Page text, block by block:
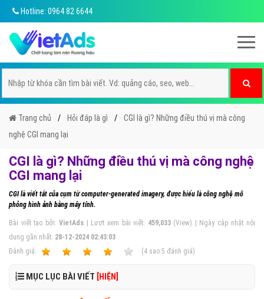
Hotline: 0964 82 6644
Trang chủ Hỏi đáp là gì
CGI là gì? Những điều thú vị mà công
nghệ CGI mang lại
CGI là gì? Những điều thú vị mà công nghệ
CGI mang lại
CGI là viết tắt của cụm từ computer-generated imagery, được hiểu là công nghệ mô
phỏng hình ảnh bằng máy tính.
Bài viết tạo bởi:VietAds | Lượt xem bài viết: 459,033(View) | Ngày cập nhật nội
dung gần nhất: 28-12-2024 02:43:03
Ðánh giá:
(4 sao 5 đánh giá)
MỤC LỤC BÀI VIẾT [HIỆN]